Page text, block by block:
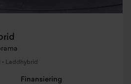
• Laddhybrid
Finansiering